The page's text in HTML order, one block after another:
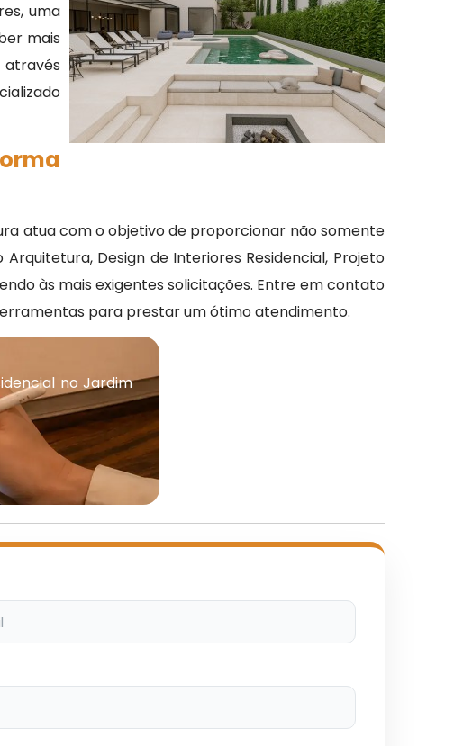
uma
mais
através
atua com o objetivo de proporcionar não somente
Design de Interiores Residencial, Projeto
às mais exigentes solicitações. Entre em contato
para prestar um ótimo atendimento.
no Jardim